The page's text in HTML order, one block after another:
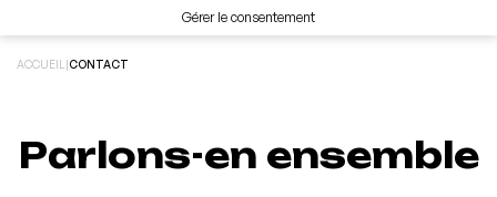
Gérer le consentement
ACCUEIL |CONTACT
Parlons-en ensemble